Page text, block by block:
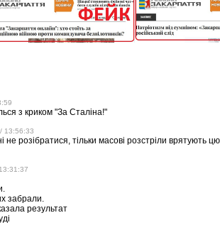
з криком "За Сталіна!"
13:56:33
не розібратися, тільки масові розстріли врятують
забрали.
результат